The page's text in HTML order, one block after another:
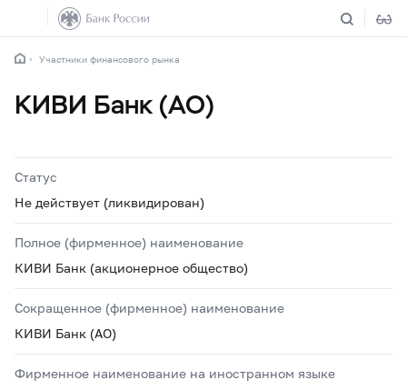
Участники финансового рынка
КИВИ Банк (АО)
Статус
Не действует (ликвидирован)
Полное (фирменное) наименование
КИВИ Банк (акционерное общество)
Сокращенное (фирменное) наименование
КИВИ Банк (АО)
Фирменное наименование на иностранном языке